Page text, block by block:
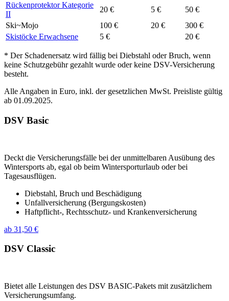
Rückenprotektor Kategorie
II
20 € 5 €
50 €
Ski~Mojo
100 € 20 €
300 €
Skistöcke Erwachsene
5 € 20 €
* Der Schadenersatz wird fällig bei Diebstahl oder Bruch, wenn
keine Schutzgebühr gezahlt wurde oder keine DSV-Versicherung
besteht.
Alle Angaben in Euro, inkl. der gesetzlichen MwSt. Preisliste gültig
ab 01.09.2025.
DSV Basic
Deckt die Versicherungsfälle bei der unmittelbaren Ausübung des
Wintersports ab, egal ob beim Wintersporturlaub oder bei
Tagesausflügen.
Diebstahl, Bruch und Beschädigung
Unfallversicherung (Bergungskosten)
Haftpflicht-, Rechtsschutz- und Krankenversicherung
ab 31,50 €
DSV Classic
Bietet alle Leistungen des DSV BASIC-Pakets mit zusätzlichem
Versicherungsumfang.